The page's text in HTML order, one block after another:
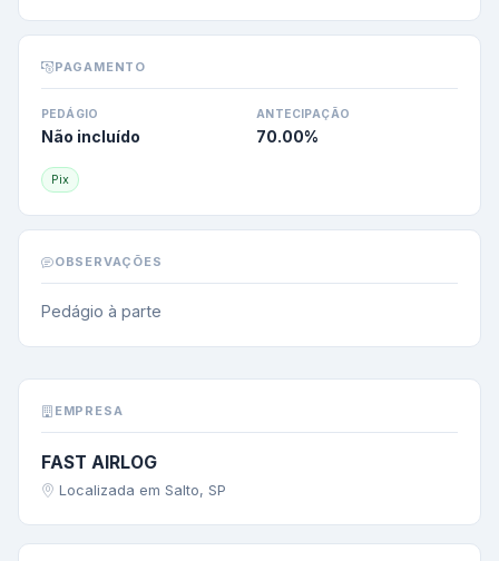
PAGAMENTO
PEDÁGIO
Não incluído
ANTECIPAÇÃO
70.00%
Pix
OBSERVAÇÕES
Pedágio à parte
EMPRESA
FAST AIRLOG
Localizada em Salto, SP